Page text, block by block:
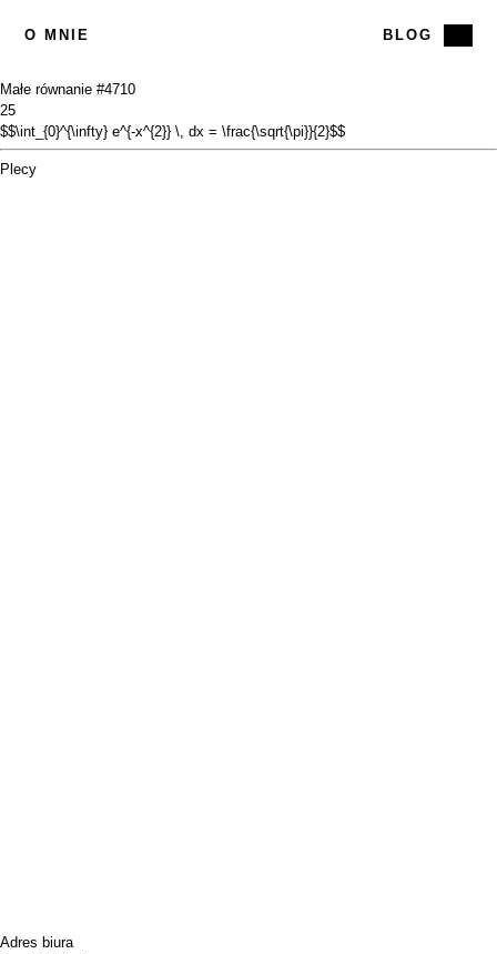
O MNIE BLOG
Małe równanie #4710
25
$$\int_{0}^{\infty} e^{-x^{2}} \, dx = \frac{\sqrt{\pi}}{2}$$
Plecy
Adres biura